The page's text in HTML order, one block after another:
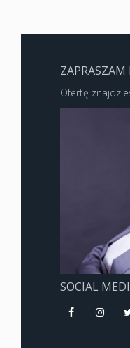
ZAPRASZAM
Ofertę
SOCIAL